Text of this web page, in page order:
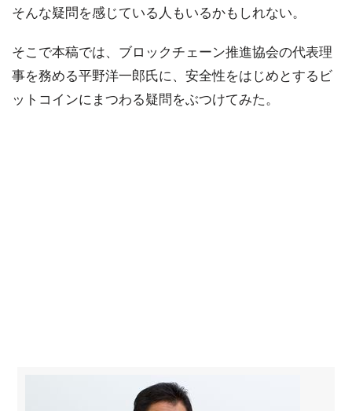
そんな疑問を感じている人もいるかもしれない。
そこで本稿では、ブロックチェーン推進協会の代表理
事を務める平野洋一郎氏に、安全性をはじめとするビ
ットコインにまつわる疑問をぶつけてみた。